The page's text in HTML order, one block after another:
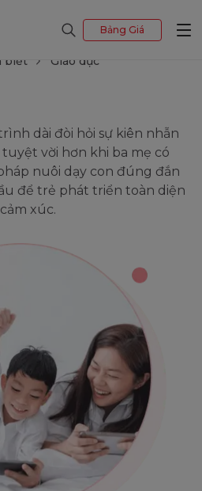
Bảng Giá
biết Giáo dục
dài đòi hỏi sự kiên nhẫn
tuyệt vời hơn khi ba mẹ có
nuôi dạy con đúng đắn
để trẻ phát triển toàn diện
xúc.